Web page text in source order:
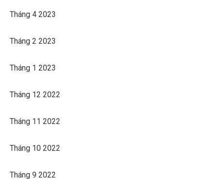
Tháng 4 2023
Tháng 2 2023
Tháng 1 2023
Tháng 12 2022
Tháng 11 2022
Tháng 10 2022
Tháng 9 2022